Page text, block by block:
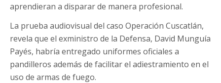
aprendieran a disparar de manera profesional.
La prueba audiovisual del caso Operación Cuscatlán,
revela que el exministro de la Defensa, David Munguía
Payés, habría entregado uniformes oficiales a
pandilleros además de facilitar el adiestramiento en el
uso de armas de fuego.